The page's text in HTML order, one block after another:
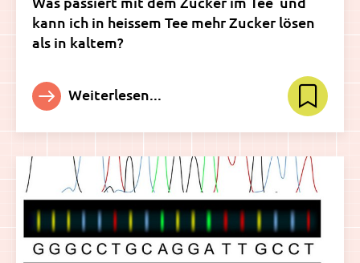
kann ich in heissem Tee mehr Zucker lösen
als in kaltem?
Weiterlesen...